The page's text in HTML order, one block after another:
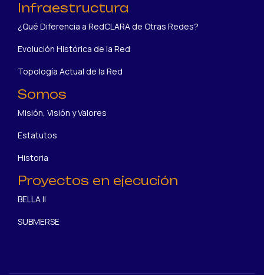
Infraestructura
¿Qué Diferencia a RedCLARA de Otras Redes?
Evolución Histórica de la Red
Topología Actual de la Red
Somos
Misión, Visión y Valores
Estatutos
Historia
Proyectos en ejecución
BELLA II
SUBMERSE